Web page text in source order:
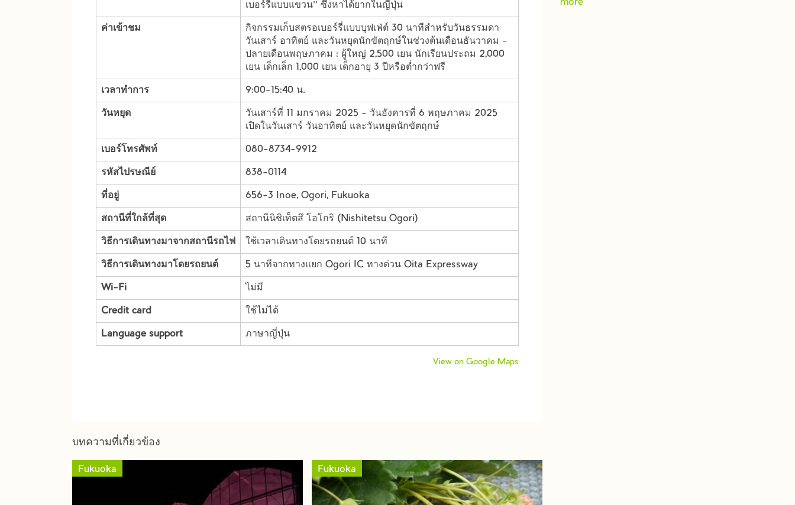
เบอร์รี่แบบแขวน'' ซึ่งหาได้ยากในญี่ปุ่น
ค่าเข้าชม
กิจกรรมเก็บสตรอเบอร์รี่แบบบุฟเฟ่ต์ 30 นาทีสำหรับวันธรรมดา
วันเสาร์ อาทิตย์ และวันหยุดนักขัตฤกษ์ในช่วงต้นเดือนธันวาคม -
ปลายเดือนพฤษภาคม : ผู้ใหญ่ 2,500 เยน นักเรียนประถม 2,000
เยน เด็กเล็ก 1,000 เยน เด็กอายุ 3 ปีหรือต่ำกว่าฟรี
เวลาทำการ 9:00-15:40 น.
วันหยุด
วันเสาร์ที่ 11 มกราคม 2025 - วันอังคารที่ 6 พฤษภาคม 2025
เปิดในวันเสาร์ วันอาทิตย์ และวันหยุดนักขัตฤกษ์
เบอร์โทรศัพท์ 080-8734-9912
รหัสไปรษณีย์ 838-0114
ที่อยู่ 656-3 Inoe, Ogori, Fukuoka
สถานีที่ใกล้ที่สุด สถานีนิชิเท็ตสึ โอโกริ (Nishitetsu Ogori)
วิธีการเดินทางมาจากสถานีรถไฟ ใช้เวลาเดินทางโดยรถยนต์ 10 นาที
วิธีการเดินทางมาโดยรถยนต์ 5 นาทีจากทางแยก Ogori IC ทางด่วน Oita Expressway
Wi-Fi ไม่มี
Credit card ใช้ไม่ได้
Language support ภาษาญี่ปุ่น
View on Google Maps
บทความที่เกี่ยวข้อง
Fukuoka Fukuoka
more